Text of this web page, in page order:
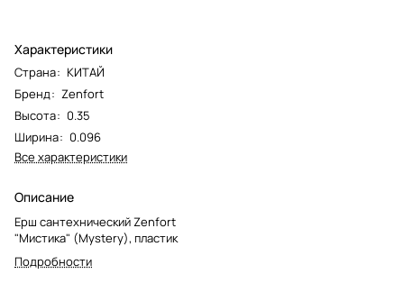
Характеристики
Страна: КИТАЙ
Бренд: Zenfort
Высота: 0.35
Ширина: 0.096
Все характеристики
Описание
Ерш сантехнический Zenfort
"Мистика" (Mystery), пластик
Подробности